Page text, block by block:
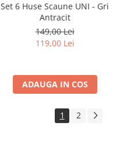
Set 6 Huse Scaune UNI - Gri
Antracit
149,00 Lei
119,00 Lei
ADAUGA IN COS
1 2